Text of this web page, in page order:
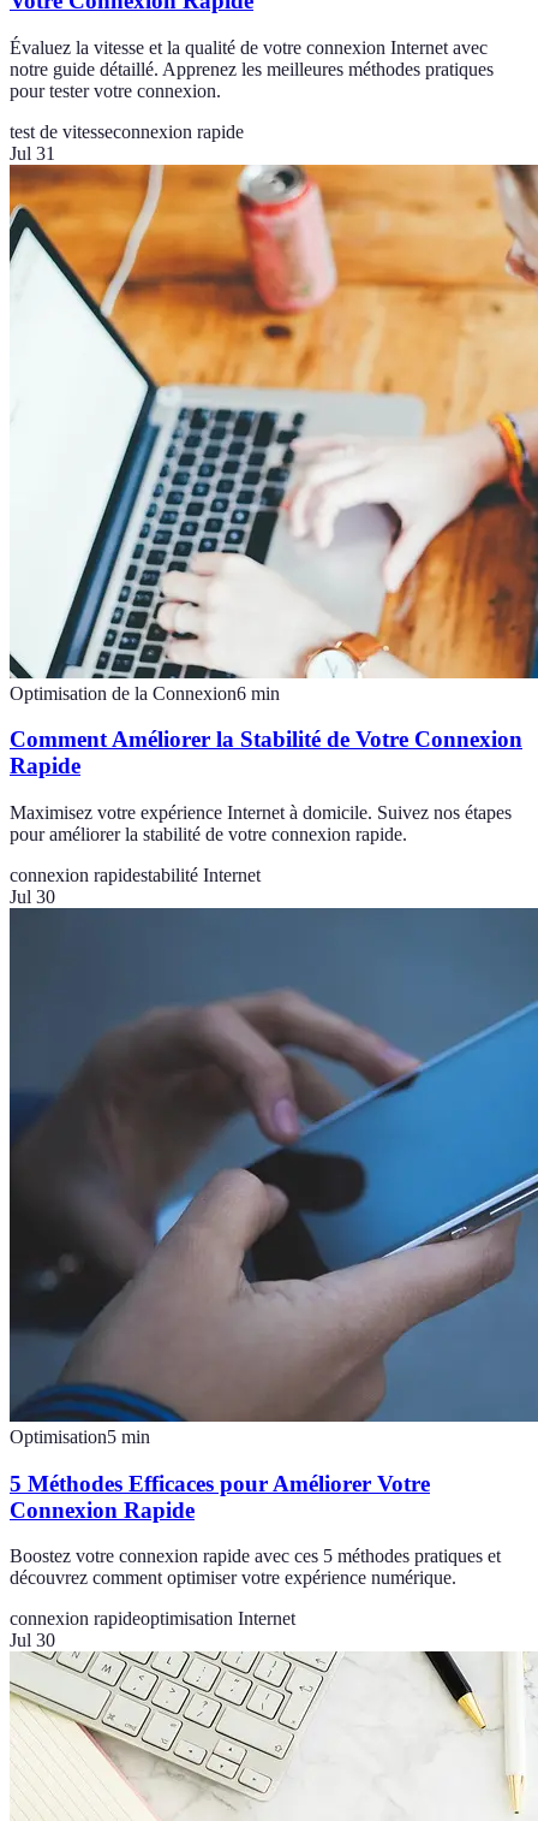
Évaluez la vitesse et la qualité de votre connexion Internet avec
notre guide détaillé. Apprenez les meilleures méthodes pratiques
pour tester votre connexion.
test de vitesseconnexion rapide
Jul 31
Optimisation de la Connexion6 min
Comment Améliorer la Stabilité de Votre Connexion
Rapide
Maximisez votre expérience Internet à domicile. Suivez nos étapes
pour améliorer la stabilité de votre connexion rapide.
connexion rapidestabilité Internet
Jul 30
Optimisation5 min
5 Méthodes Efficaces pour Améliorer Votre
Connexion Rapide
Boostez votre connexion rapide avec ces 5 méthodes pratiques et
découvrez comment optimiser votre expérience numérique.
connexion rapideoptimisation Internet
Jul 30